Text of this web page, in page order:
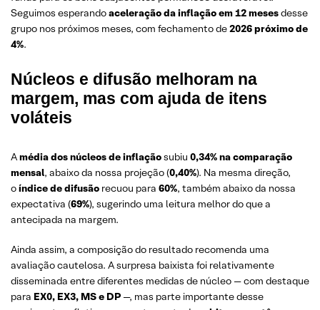
Seguimos esperandoaceleração da inflação em 12 mesesdesse
grupo nos próximos meses, com fechamento de2026 próximo de
4%.
Núcleos e difusão melhoram na
margem, mas com ajuda de itens
voláteis
Amédia dos núcleos de inflaçãosubiu 0,34% na comparação
mensal, abaixo da nossa projeção (0,40%). Na mesma direção,
oíndice de difusão recuou para 60%, também abaixo da nossa
expectativa (69%), sugerindo uma leitura melhor do que a
antecipada na margem.
Ainda assim, a composição do resultado recomenda uma
avaliação cautelosa. A surpresa baixista foi relativamente
disseminada entre diferentes medidas de núcleo — com destaque
para EX0, EX3, MS e DP —, mas parte importante desse